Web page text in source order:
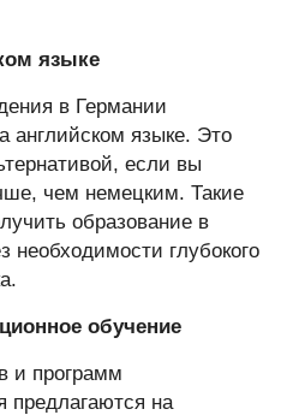
языке
в Германии
английском языке. Это
если вы
чем немецким. Такие
образование в
необходимости глубокого
обучение
и программ
предлагаются на